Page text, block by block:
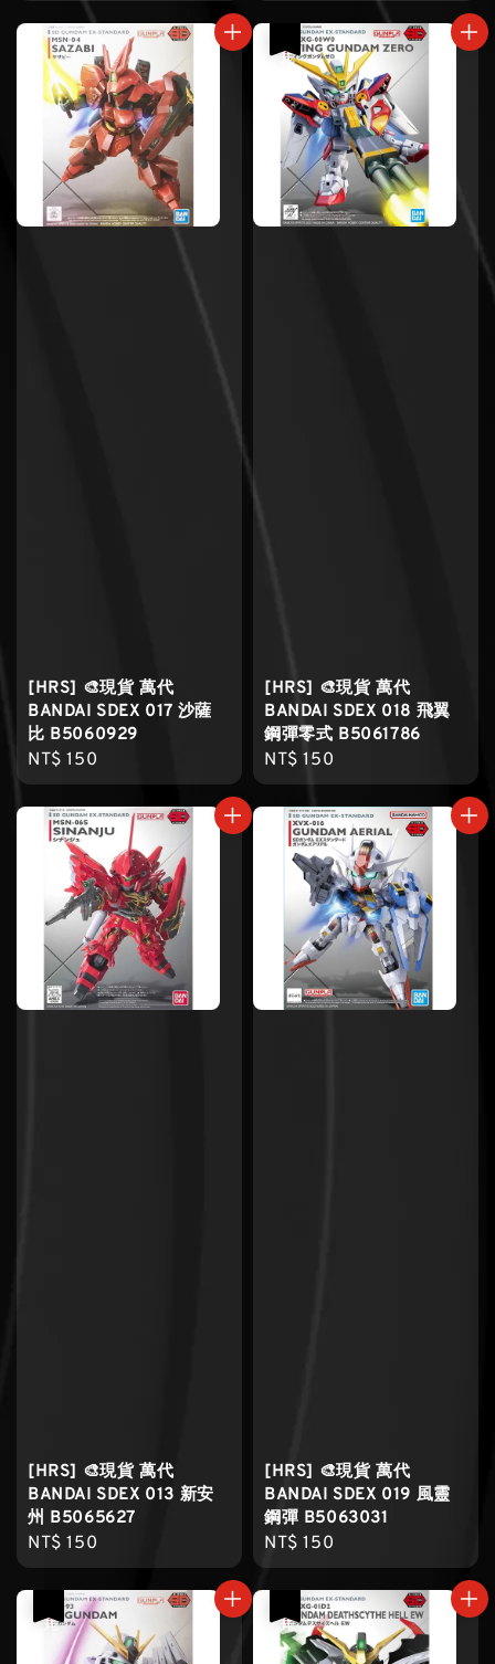
[HRS] 🎨現貨 萬代
BANDAI SDEX 017 沙薩
比 B5060929
Regular
price
NT$ 150
[HRS] 🎨現貨 萬代
BANDAI SDEX 018 飛翼
鋼彈零式 B5061786
Regular
price
NT$ 150
[HRS] 🎨現貨 萬代
BANDAI SDEX 013 新安
州 B5065627
Regular
price
NT$ 150
[HRS] 🎨現貨 萬代
BANDAI SDEX 019 風靈
鋼彈 B5063031
Regular
price
NT$ 150